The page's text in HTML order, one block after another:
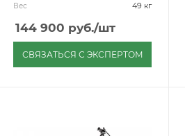
Вес 49 кг
144 900 руб./шт
СВЯЗАТЬСЯ С ЭКСПЕРТОМ